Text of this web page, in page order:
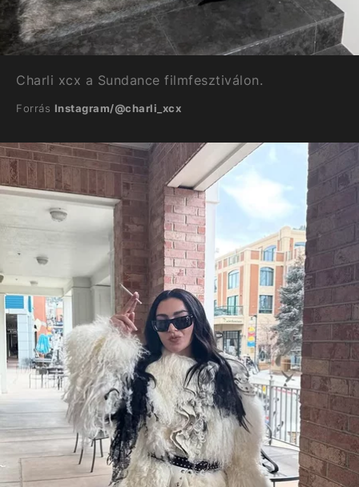
Charli xcx a Sundance filmfesztiválon.
Forrás Instagram/@charli_xcx